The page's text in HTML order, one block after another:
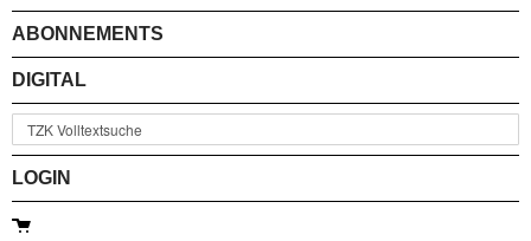
ABONNEMENTS
DIGITAL
LOGIN